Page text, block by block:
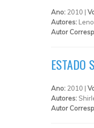
Ano: 2010 |
Autores:
Autor
ESTADO
Ano: 2010 |
Autores:
Autor